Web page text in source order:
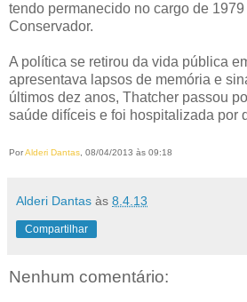
tendo permanecido no cargo de
Conservador.
A política se retirou da vida pública
apresentava lapsos de memória e
últimos dez anos, Thatcher passou
saúde difíceis e foi hospitalizada por
PorAlderi Dantas, 08/04/2013 às 09:18
Alderi Dantas às 8.4.13
Compartilhar
Nenhum comentário: